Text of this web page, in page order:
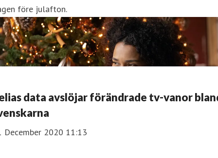
före julafton.
data avslöjar förändrade tv-vanor
December 2020 11:13